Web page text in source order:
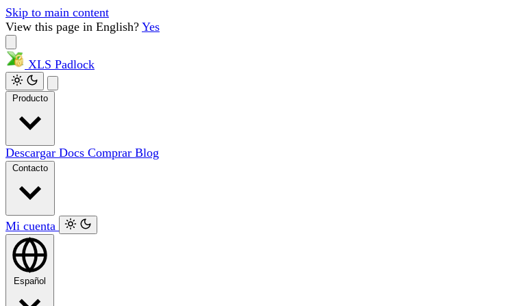
Skip to main content
View this page in English? Yes
XLS Padlock
Descargar Docs Comprar Blog
Mi cuenta
Español